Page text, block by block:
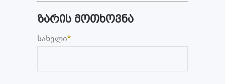
ზარის მოთხოვნა
სახელი*